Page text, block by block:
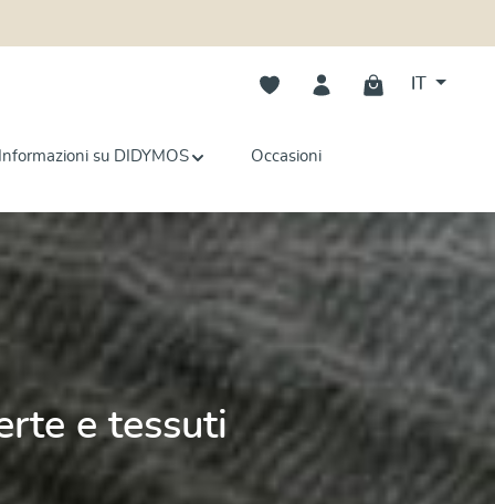
Hai 0 articoli nella lista dei
Informazioni su DIDYMOS Occasioni
e tessuti